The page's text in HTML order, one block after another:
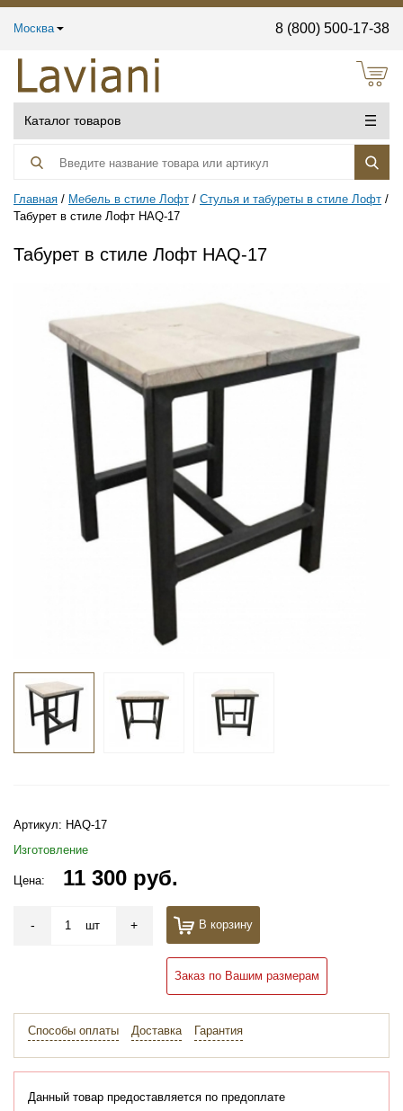
Москва 8 (800) 500-17-38
Каталог товаров
Главная Мебель в стиле Лофт
Стулья и табуреты в стиле Лофт
Табурет в стиле Лофт HAQ-17
Табурет в стиле Лофт HAQ-17
Артикул: HAQ-17
Изготовление
Цена: 11 300 руб.
- шт + В корзину
Заказ по Вашим размерам
Способы оплаты Доставка Гарантия
Данный товар предоставляется по предоплате